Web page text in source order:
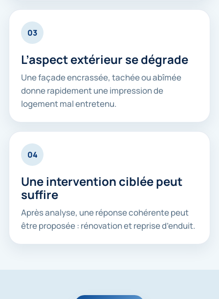
03
L’aspect extérieur se dégrade
Une façade encrassée, tachée ou abîmée
donne rapidement une impression de
logement mal entretenu.
04
Une intervention ciblée peut
suffire
Après analyse, une réponse cohérente peut
être proposée : rénovation et reprise d’enduit.